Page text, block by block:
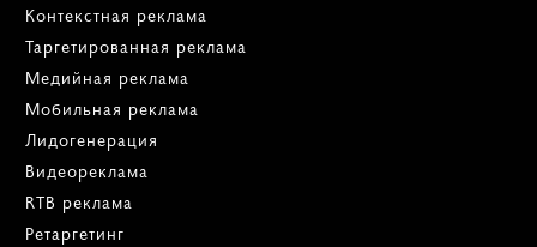
Контекстная реклама
Таргетированная реклама
Медийная реклама
Мобильная реклама
Лидогенерация
Видеореклама
RTB реклама
Ретаргетинг